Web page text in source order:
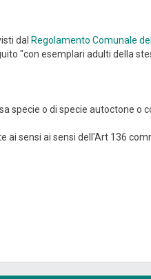
dal Regolamento Comunale
"con esemplari adulti della
specie o di specie autoctone
sensi ai sensi dell'Art 136